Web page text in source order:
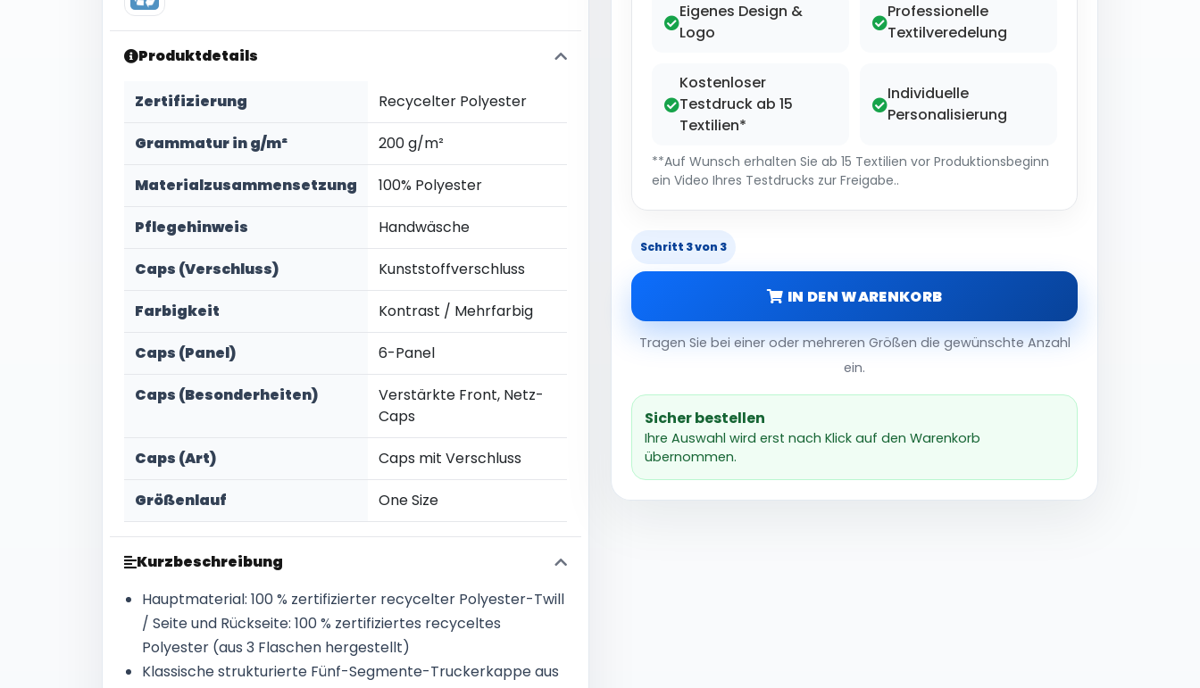
Produktdetails
Zertifizierung Recycelter Polyester
Grammatur in g/m² 200 g/m²
Materialzusammensetzung 100% Polyester
Pflegehinweis Handwäsche
Caps (Verschluss) Kunststoffverschluss
Farbigkeit Kontrast / Mehrfarbig
Caps (Panel) 6-Panel
Caps (Besonderheiten)
Verstärkte Front, Netz-
Caps
Caps (Art) Caps mit Verschluss
Größenlauf One Size
Kurzbeschreibung
Hauptmaterial: 100 % zertifizierter recycelter Polyester-Twill
/ Seite und Rückseite: 100 % zertifiziertes recyceltes
Polyester (aus 3 Flaschen hergestellt)
Klassische strukturierte Fünf-Segmente-Truckerkappe aus
Eigenes Design &
Logo
Professionelle
Textilveredelung
Kostenloser
Testdruck ab 15
Textilien*
Individuelle
Personalisierung
**Auf Wunsch erhalten Sie ab 15 Textilien vor Produktionsbeginn
ein Video Ihres Testdrucks zur Freigabe..
Schritt 3 von 3
IN DEN WARENKORB
Tragen Sie bei einer oder mehreren Größen die gewünschte Anzahl
ein.
Sicher bestellen
Ihre Auswahl wird erst nach Klick auf den Warenkorb
übernommen.